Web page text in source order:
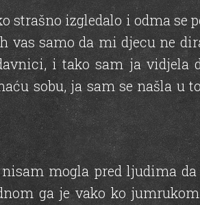
strašno izgledalo i odma se
vas samo da mi djecu ne
i tako sam ja
sobu, ja sam se našla u
mogla pred ljudima
ga je vako ko